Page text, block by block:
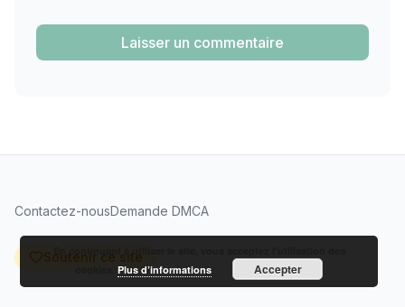
Contactez-nousDemande DMCA
Soutenir ce site
En continuant à utiliser le site, vous acceptez l’utilisation des
cookies.Plus d’informations Accepter